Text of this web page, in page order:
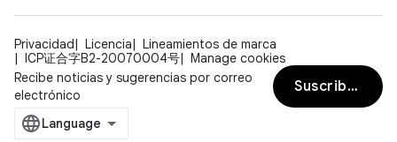
Privacidad Licencia
Lineamientos de marca
ICP证合字B2-20070004号
Manage cookies
Recibe noticias y sugerencias por correo
electrónico
Suscribirse